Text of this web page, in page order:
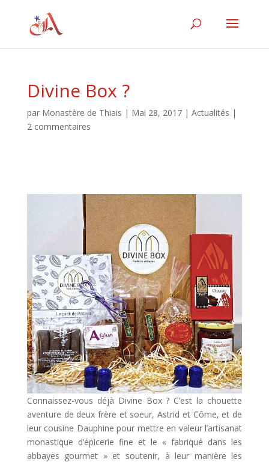
Divine Box ?
par Monastère de Thiais | Mai 28, 2017| Actualités |
2 commentaires
Connaissez-vous déjà Divine Box ? C’est la chouette
aventure de deux frère et soeur, Astrid et Côme, et de
leur cousine Dauphine pour mettre en valeur l’artisanat
monastique d’épicerie fine et le « fabriqué dans les
abbayes gourmet » et soutenir, à leur manière les